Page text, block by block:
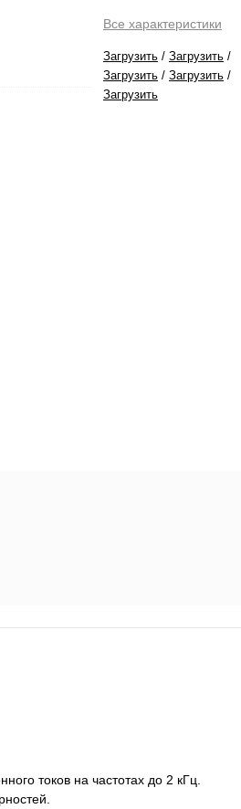
Все характеристики
Загрузить / Загрузить /
Загрузить / Загрузить /
Загрузить
токов на частотах до 2 кГц.